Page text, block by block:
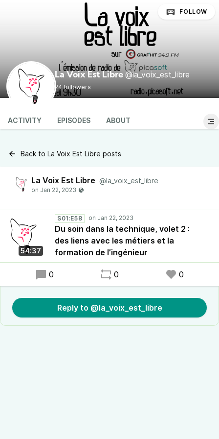
La Voix Est Libre @la_voix_est_libre
24 followers
FOLLOW
ACTIVITY EPISODES ABOUT
Back to La Voix Est Libre posts
La Voix Est Libre @la_voix_est_libre
54:37
S01:E58
Du soin dans la technique, volet 2 :
des liens avec les métiers et la
formation de l’ingénieur
0 0 0
Reply to @la_voix_est_libre